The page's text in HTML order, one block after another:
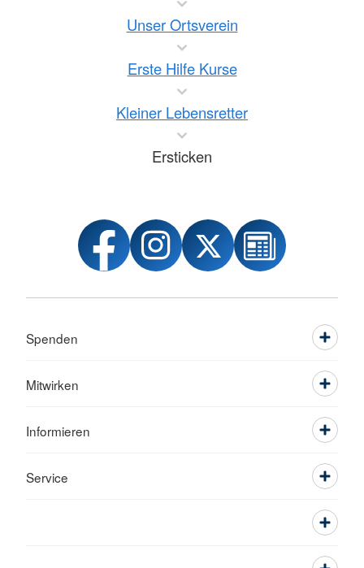
Unser Ortsverein
Erste Hilfe Kurse
Kleiner Lebensretter
Ersticken
Spenden
Mitwirken
Informieren
Service